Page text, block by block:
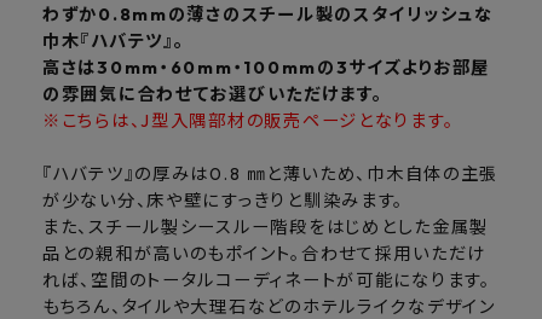
わずか0.8mmの薄さのスチール製のスタイリッシュな
巾木『ハバテツ』。
高さは30mm・60mm・100mmの3サイズよりお部屋
の雰囲気に合わせてお選びいただけます。
※こちらは、J型入隅部材の販売ページとなります。
『ハバテツ』の厚みは0.8 ㎜と薄いため、巾木自体の主張
が少ない分、床や壁にすっきりと馴染みます。
また、スチール製シースルー階段をはじめとした金属製
品との親和が高いのもポイント。合わせて採用いただけ
れば、空間のトータルコーディネートが可能になります。
もちろん、タイルや大理石などのホテルライクなデザイン